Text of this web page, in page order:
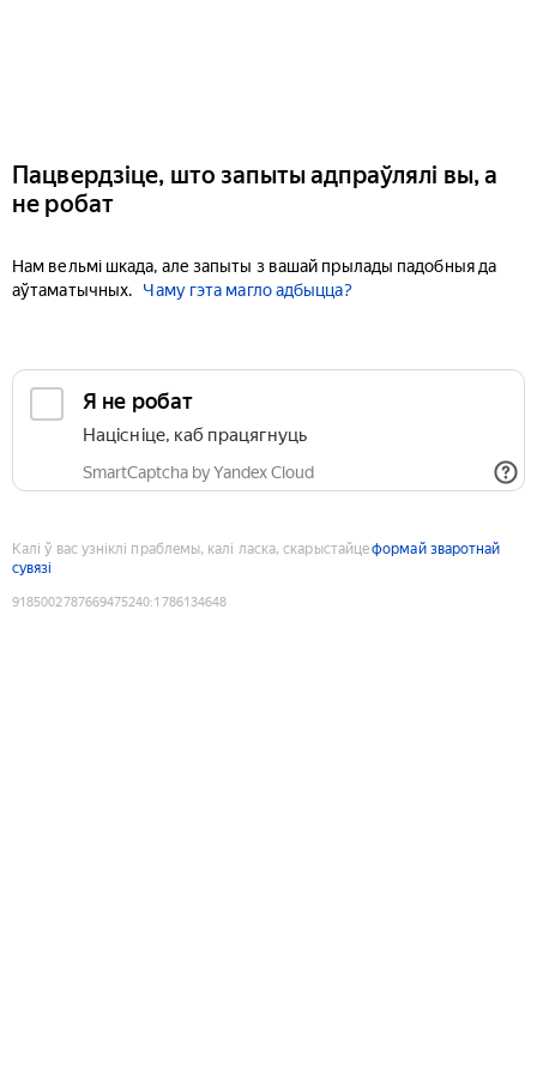
Пацвердзіце, што запыты адпраўлялі вы, а
не робат
Нам вельмі шкада, але запыты з вашай прылады падобныя да
аўтаматычных.
Чаму гэта магло адбыцца?
Я не робат
Націсніце, каб працягнуць
SmartCaptcha by Yandex Cloud
Калі ў вас узніклі праблемы, калі ласка, скарыстайцеформай зваротнай
сувязі
9185002787669475240:1786134648